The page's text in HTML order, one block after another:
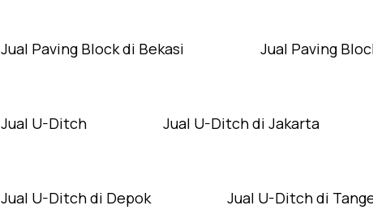
Jual Paving Block di Bekasi Jual Paving
Jual U-Ditch Jual U-Ditch di Jakarta
Jual U-Ditch di Depok Jual U-Ditch di